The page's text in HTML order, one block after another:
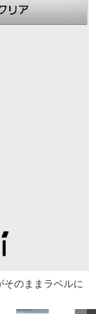
のままラベルに